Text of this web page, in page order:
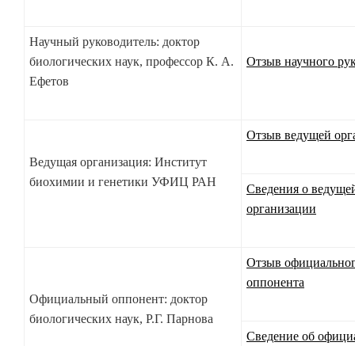
Научный руководитель: доктор
биологических наук, профессор К. А.
Ефетов
Отзыв научного
Ведущая организация: Институт
биохимии и генетики УФИЦ РАН
Отзыв ведущей
Сведения о
организации
Официальный оппонент: доктор
биологических наук, Р.Г. Парнова
Отзыв
оппонента
Сведение об